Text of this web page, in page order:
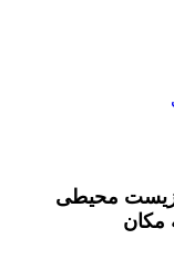
زیست محیطی
مکان